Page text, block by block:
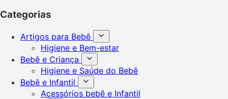
Categorias
Artigos para Bebê
Higiene e Bem-estar
Bebê e Criança
Higiene e Saúde do Bebê
Bebê e Infantil
Acessórios bebê e Infantil